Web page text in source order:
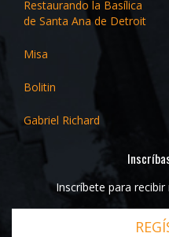
Restaurando la Basílica
de Santa Ana de Detroit
Misa
Bolitin
Gabriel Richard
Inscríbete para